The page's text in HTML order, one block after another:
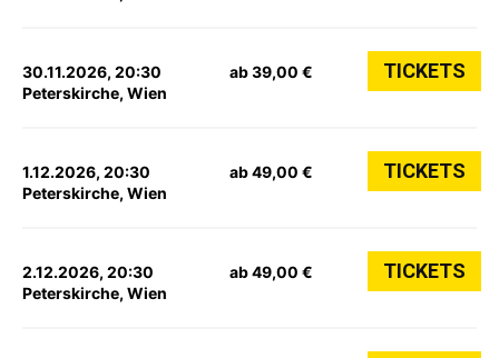
30.11.2026, 20:30
Peterskirche, Wien
ab 39,00 € TICKETS
1.12.2026, 20:30
Peterskirche, Wien
ab 49,00 € TICKETS
2.12.2026, 20:30
Peterskirche, Wien
ab 49,00 € TICKETS